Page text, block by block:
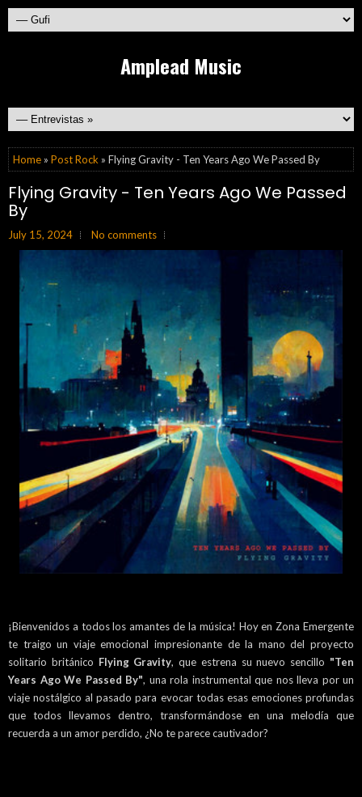
Amplead Music
Home » Post Rock » Flying Gravity - Ten Years Ago We Passed By
Flying Gravity - Ten Years Ago We Passed
By
July 15, 2024 No comments
¡Bienvenidos a todos los amantes de la música! Hoy en Zona Emergente
te traigo un viaje emocional impresionante de la mano del proyecto
solitario británico Flying Gravity, que estrena su nuevo sencillo "Ten
Years Ago We Passed By", una rola instrumental que nos lleva por un
viaje nostálgico al pasado para evocar todas esas emociones profundas
que todos llevamos dentro, transformándose en una melodía que
recuerda a un amor perdido, ¿No te parece cautivador?